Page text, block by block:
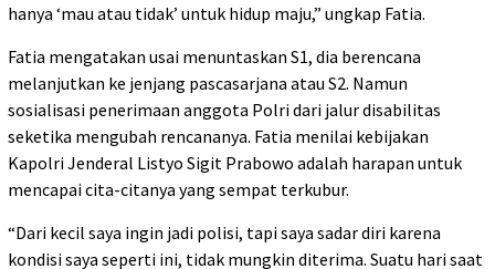
hanya ‘mau atau tidak’ untuk hidup maju,” ungkap Fatia.
Fatia mengatakan usai menuntaskan S1, dia berencana
melanjutkan ke jenjang pascasarjana atau S2. Namun
sosialisasi penerimaan anggota Polri dari jalur disabilitas
seketika mengubah rencananya. Fatia menilai kebijakan
Kapolri Jenderal Listyo Sigit Prabowo adalah harapan untuk
mencapai cita-citanya yang sempat terkubur.
“Dari kecil saya ingin jadi polisi, tapi saya sadar diri karena
kondisi saya seperti ini, tidak mungkin diterima. Suatu hari saat